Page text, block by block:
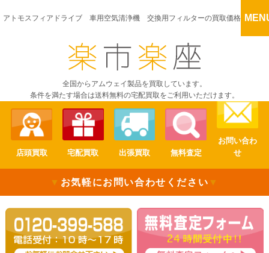
アトモスフィアドライブ 車用空気清浄機 交換用フィルターの買取価格
全国からアムウェイ製品を買取しています。
条件を満たす場合は送料無料の宅配買取をご利用いただけます。
店頭買取 宅配買取 出張買取 無料査定
お問い合わ
せ
▼ お気軽にお問い合わせください ▼